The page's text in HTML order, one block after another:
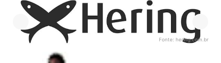
Fonte: hering.com.br